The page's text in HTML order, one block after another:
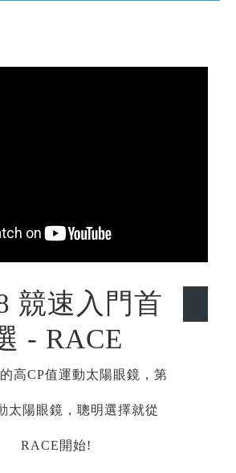
競速入門首
- RACE
高CP值運動太陽眼鏡，第
太陽眼鏡，聰明選擇就從
RACE開始!